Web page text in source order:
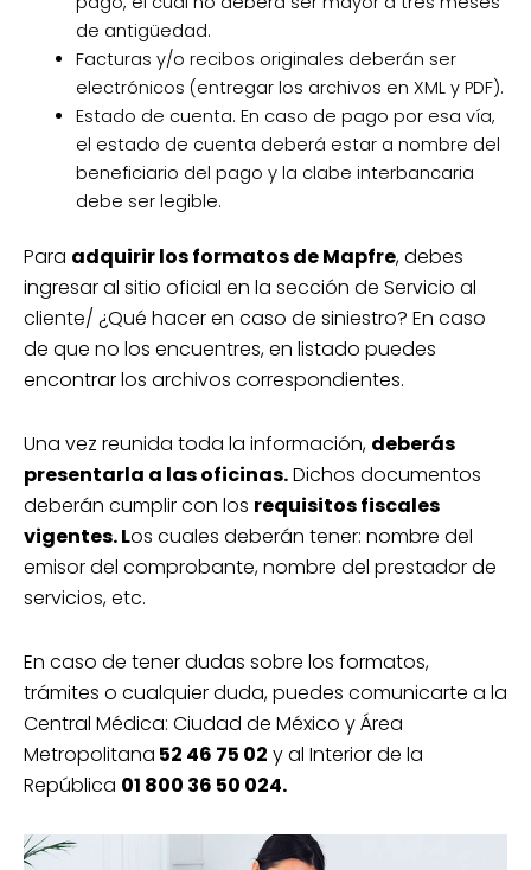
de antigüedad.
Facturas y/o recibos originales deberán ser
electrónicos (entregar los archivos en XML y PDF).
Estado de cuenta. En caso de pago por esa vía,
el estado de cuenta deberá estar a nombre del
beneficiario del pago y la clabe interbancaria
debe ser legible.
Para adquirir los formatos de Mapfre, debes
ingresar al sitio oficial en la sección de Servicio al
cliente/ ¿Qué hacer en caso de siniestro? En caso
de que no los encuentres, en listado puedes
encontrar los archivos correspondientes.
Una vez reunida toda la información, deberás
presentarla a las oficinas.Dichos documentos
deberán cumplir con los requisitos fiscales
vigentes. Los cuales deberán tener: nombre del
emisor del comprobante, nombre del prestador de
servicios, etc.
En caso de tener dudas sobre los formatos,
trámites o cualquier duda, puedes comunicarte a la
Central Médica: Ciudad de México y Área
Metropolitana 52 46 75 02 y al Interior de la
República 01 800 36 50 024.